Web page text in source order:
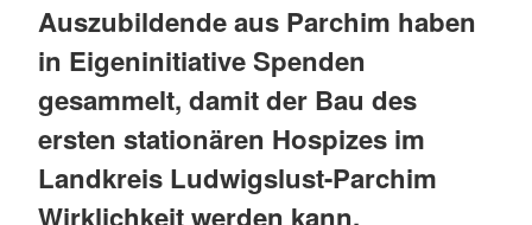
Auszubildende aus Parchim haben
in Eigeninitiative Spenden
gesammelt, damit der Bau des
ersten stationären Hospizes im
Landkreis Ludwigslust-Parchim
Wirklichkeit werden kann.